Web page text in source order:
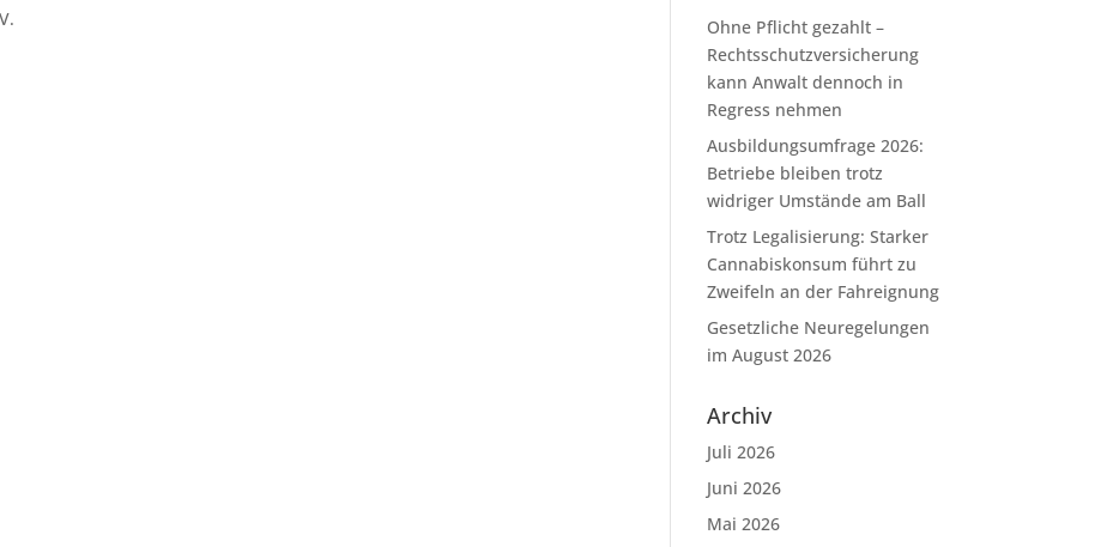
Ohne Pflicht gezahlt –
Rechtsschutzversicherung
kann Anwalt dennoch in
Regress nehmen
Ausbildungsumfrage 2026:
Betriebe bleiben trotz
widriger Umstände am Ball
Trotz Legalisierung: Starker
Cannabiskonsum führt zu
Zweifeln an der Fahreignung
Gesetzliche Neuregelungen
im August 2026
Archiv
Juli 2026
Juni 2026
Mai 2026